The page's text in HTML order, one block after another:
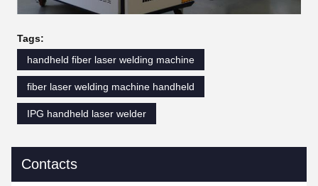
Tags:
handheld fiber laser welding machine
fiber laser welding machine handheld
IPG handheld laser welder
Contacts